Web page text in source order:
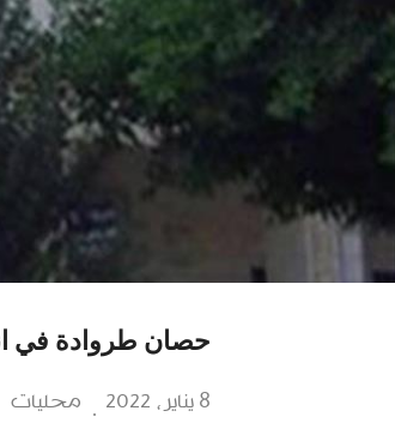
حصان طروادة في
8 يناير، 2022 محليات